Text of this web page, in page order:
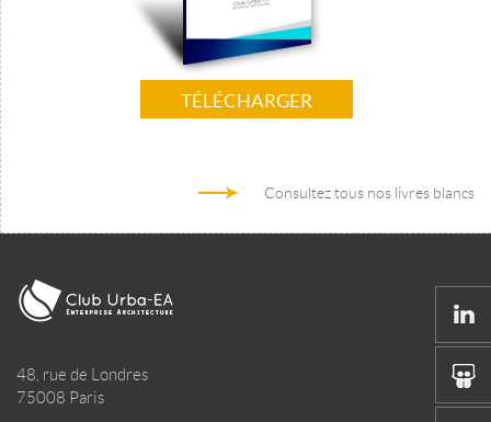
TÉLÉCHARGER
Consultez tous nos livres blancs
48, rue de Londres
75008 Paris